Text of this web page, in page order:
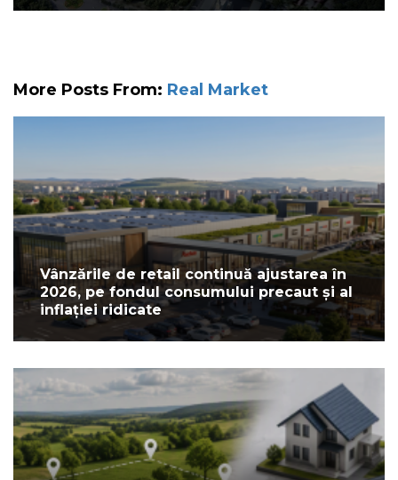
More Posts From: Real Market
Vânzările de retail continuă ajustarea în
2026, pe fondul consumului precaut și al
inflației ridicate